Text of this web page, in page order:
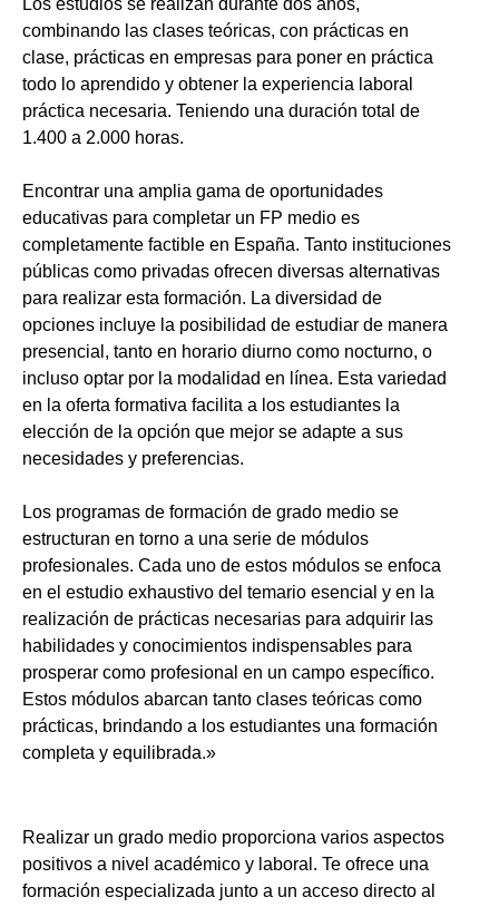
Los estudios se realizan durante dos años,
combinando las clases teóricas, con prácticas en
clase, prácticas en empresas para poner en práctica
todo lo aprendido y obtener la experiencia laboral
práctica necesaria. Teniendo una duración total de
1.400 a 2.000 horas.
Encontrar una amplia gama de oportunidades
educativas para completar un FP medio es
completamente factible en España. Tanto instituciones
públicas como privadas ofrecen diversas alternativas
para realizar esta formación. La diversidad de
opciones incluye la posibilidad de estudiar de manera
presencial, tanto en horario diurno como nocturno, o
incluso optar por la modalidad en línea. Esta variedad
en la oferta formativa facilita a los estudiantes la
elección de la opción que mejor se adapte a sus
necesidades y preferencias.
Los programas de formación de grado medio se
estructuran en torno a una serie de módulos
profesionales. Cada uno de estos módulos se enfoca
en el estudio exhaustivo del temario esencial y en la
realización de prácticas necesarias para adquirir las
habilidades y conocimientos indispensables para
prosperar como profesional en un campo específico.
Estos módulos abarcan tanto clases teóricas como
prácticas, brindando a los estudiantes una formación
completa y equilibrada.»
Realizar un grado medio proporciona varios aspectos
positivos a nivel académico y laboral. Te ofrece una
formación especializada junto a un acceso directo al